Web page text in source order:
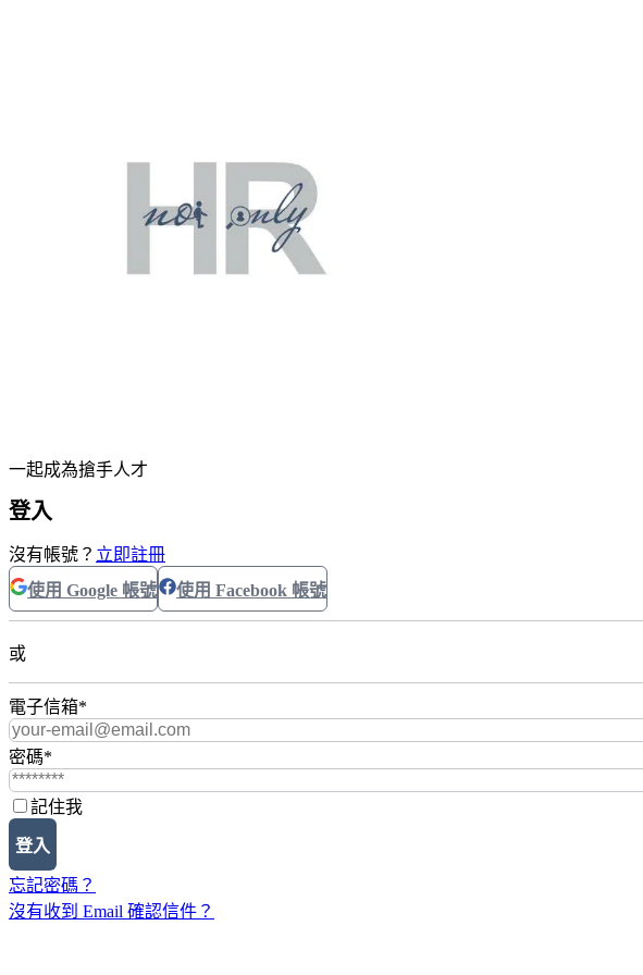
一起成為搶手人才
登入
沒有帳號？ 立即註冊
使用 Google 帳號
使用 Facebook 帳號
或
電子信箱*
密碼*
記住我
登入
忘記密碼？
沒有收到 Email 確認信件？